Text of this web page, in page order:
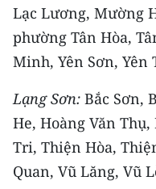
Đồng bằng sông
Bắc Trung Bộ
Duyên hải Nam
Nguyên
Đông Nam Bộ
Đồng bằng sông Cửu
Lạc Lương, Mường
phường Tân Hòa,
Minh, Yên Sơn, Yên
Lạng Sơn: Bắc Sơn,
He, Hoàng Văn
Tri, Thiện Hòa,
Quan, Vũ Lăng, Vũ